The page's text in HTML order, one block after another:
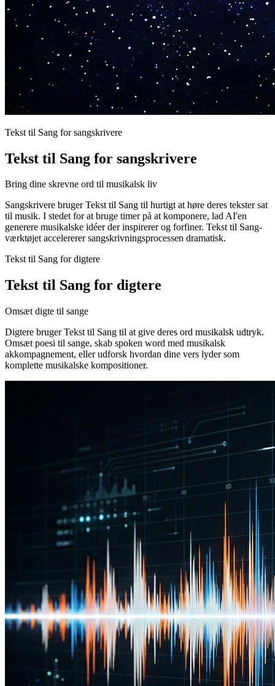
Tekst til Sang for sangskrivere
Tekst til Sang for sangskrivere
Bring dine skrevne ord til musikalsk liv
Sangskrivere bruger Tekst til Sang til hurtigt at høre deres tekster sat
til musik. I stedet for at bruge timer på at komponere, lad AI'en
generere musikalske idéer der inspirerer og forfiner. Tekst til Sang-
værktøjet accelererer sangskrivningsprocessen dramatisk.
Tekst til Sang for digtere
Tekst til Sang for digtere
Omsæt digte til sange
Digtere bruger Tekst til Sang til at give deres ord musikalsk udtryk.
Omsæt poesi til sange, skab spoken word med musikalsk
akkompagnement, eller udforsk hvordan dine vers lyder som
komplette musikalske kompositioner.